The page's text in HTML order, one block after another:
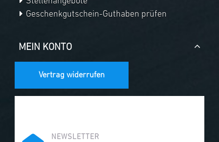
Geschenkgutschein-Guthaben prüfen
MEIN KONTO
Vertrag widerrufen
NEWSLETTER